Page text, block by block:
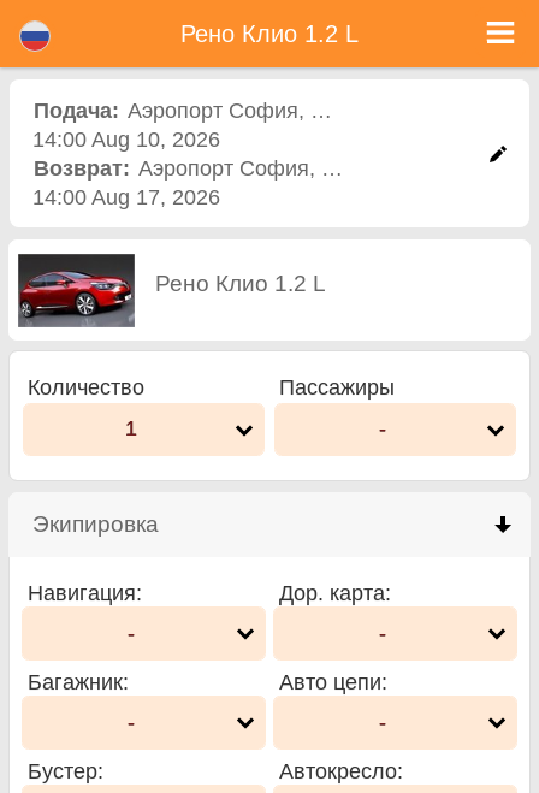
страховка (без депозит), неограниченный пробег, бесплатные детские сиденья, бесплатные дополнительных водителей,
низкая цена аренды автомобиля гарантируется.Рено Клио 1.2 L
Подача: Аэропорт София, Аэропорт
14:00 Aug 10, 2026
Возврат: Аэропорт София, Аэропорт
14:00 Aug 17, 2026
Рено Клио 1.2 L
Количество
1
Пассажиры
-
Экипировка
Навигация:
-
Дор. карта:
-
Багажник:
-
Авто цепи:
-
Бустер:
Автокресло: